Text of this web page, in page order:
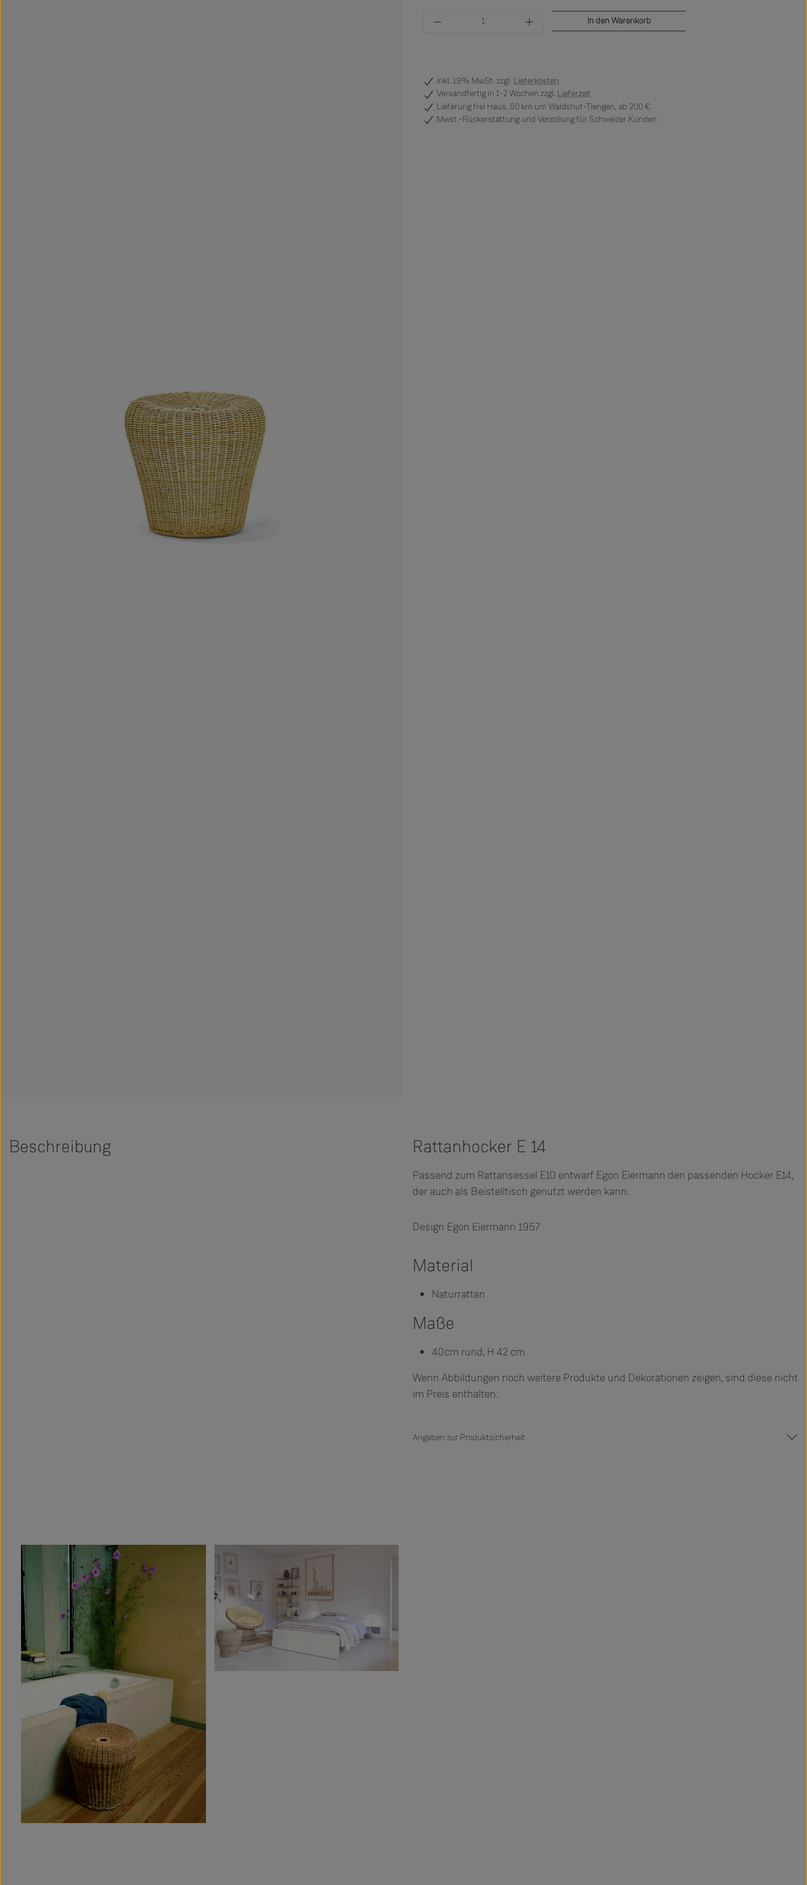
Produkt Anzahl: Gib den gewünschten Wert ein oder
In den Warenkorb
inkl. 19% MwSt. zzgl. Lieferkosten
Versandfertig in 1-2 Wochen zzgl. Lieferzeit
Lieferung frei Haus, 50 km um Waldshut-Tiengen, ab 200 €
Mwst.-Rückerstattung und Verzollung für Schweizer Kunden
Beschreibung Rattanhocker E 14
Passend zum Rattansessel E10 entwarf Egon Eiermann den passenden Hocker E14,
der auch als Beistelltisch genutzt werden kann.
Design Egon Eiermann 1957
Material
Naturrattan
Maße
40cm rund, H 42 cm
Wenn Abbildungen noch weitere Produkte und Dekorationen zeigen, sind diese nicht
im Preis enthalten.
Angaben zur Produktsicherheit